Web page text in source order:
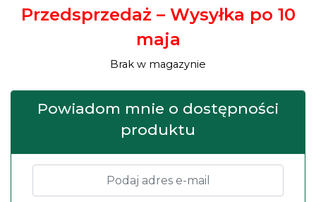
13.90 zł.7.90 zł.
Przedsprzedaż – Wysyłka po 10
maja
Brak w magazynie
Powiadom mnie o dostępności
produktu